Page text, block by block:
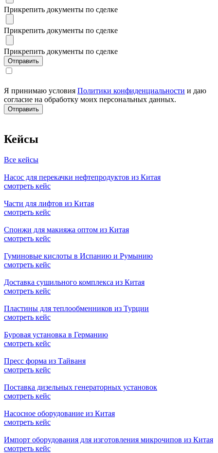
Прикрепить документы по сделке
Прикрепить документы по сделке
Прикрепить документы по сделке
Я принимаю условия Политики конфиденциальности и даю
согласие на обработку моих персональных данных.
Кейсы
Все кейсы
Насос для перекачки нефтепродуктов из Китая
смотреть кейс
Части для лифтов из Китая
смотреть кейс
Спонжи для макияжа оптом из Китая
смотреть кейс
Гуминовые кислоты в Испанию и Румынию
смотреть кейс
Доставка сушильного комплекса из Китая
смотреть кейс
Пластины для теплообменников из Турции
смотреть кейс
Буровая установка в Германию
смотреть кейс
Пресс форма из Тайваня
смотреть кейс
Поставка дизельных генераторных установок
смотреть кейс
Насосное оборудование из Китая
смотреть кейс
Импорт оборудования для изготовления микрочипов из Китая
смотреть кейс